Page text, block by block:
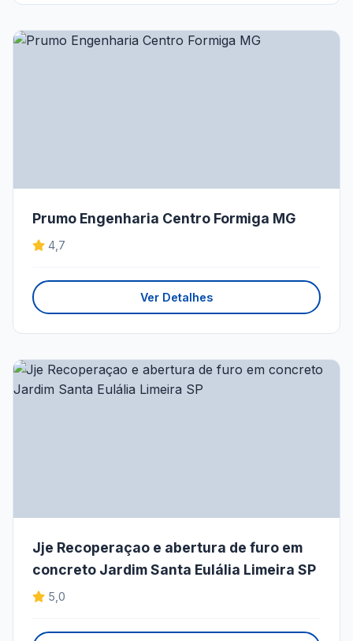
Prumo Engenharia Centro Formiga MG
4,7
Ver Detalhes
Jje Recoperaçao e abertura de furo em
concreto Jardim Santa Eulália Limeira SP
5,0